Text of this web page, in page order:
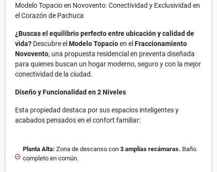
Modelo Topacio en Novovento: Conectividad y Exclusividad en
el Corazón de Pachuca
¿Buscas el equilibrio perfecto entre ubicación y calidad de
vida? Descubre el Modelo Topacioen el Fraccionamiento
Novovento, una propuesta residencial en preventa diseñada
para quienes buscan un hogar moderno, seguro y con la mejor
conectividad de la ciudad.
Diseño y Funcionalidad en 2 Niveles
Esta propiedad destaca por sus espacios inteligentes y
acabados pensados en el confort familiar:
Planta Alta: Zona de descanso con 3 amplias recámaras. Baño
completo en común.